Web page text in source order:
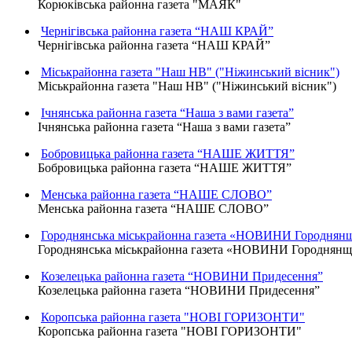
Корюківська районна газета "МАЯК"
Чернігівська районна газета “НАШ КРАЙ”
Чернігівська районна газета “НАШ КРАЙ”
Міськрайонна газета "Наш НВ" ("Ніжинський вісник")
Міськрайонна газета "Наш НВ" ("Ніжинський вісник")
Ічнянська районна газета “Наша з вами газета”
Ічнянська районна газета “Наша з вами газета”
Бобровицька районна газета “НАШЕ ЖИТТЯ”
Бобровицька районна газета “НАШЕ ЖИТТЯ”
Менська районна газета “НАШЕ СЛОВО”
Менська районна газета “НАШЕ СЛОВО”
Городнянська міськрайонна газета «НОВИНИ
Городнянська міськрайонна газета «НОВИНИ
Козелецька районна газета “НОВИНИ Придесення”
Козелецька районна газета “НОВИНИ Придесення”
Коропська районна газета "НОВІ ГОРИЗОНТИ"
Коропська районна газета "НОВІ ГОРИЗОНТИ"